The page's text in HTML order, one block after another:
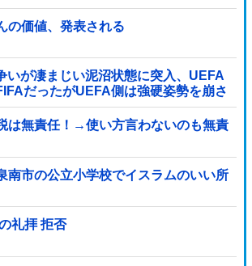
の価値、発表される
いが凄まじい泥沼状態に突入、UEFA
だったがUEFA側は強硬姿勢を崩さ
は無責任！→使い方言わないのも無責
南市の公立小学校でイスラムのいい所
礼拝 拒否